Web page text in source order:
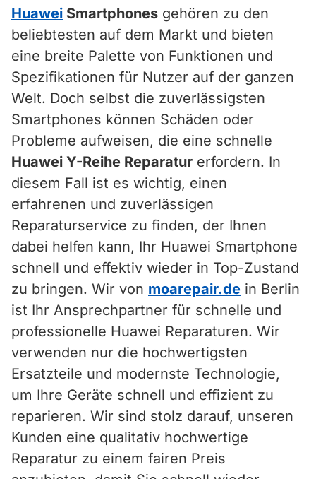
Huawei Smartphones gehören zu den
beliebtesten auf dem Markt und bieten
eine breite Palette von Funktionen und
Spezifikationen für Nutzer auf der ganzen
Welt. Doch selbst die zuverlässigsten
Smartphones können Schäden oder
Probleme aufweisen, die eine schnelle
Huawei Y-Reihe Reparatur erfordern. In
diesem Fall ist es wichtig, einen
erfahrenen und zuverlässigen
Reparaturservice zu finden, der Ihnen
dabei helfen kann, Ihr Huawei Smartphone
schnell und effektiv wieder in Top-Zustand
zu bringen. Wir von moarepair.de in Berlin
ist Ihr Ansprechpartner für schnelle und
professionelle Huawei Reparaturen. Wir
verwenden nur die hochwertigsten
Ersatzteile und modernste Technologie,
um Ihre Geräte schnell und effizient zu
reparieren. Wir sind stolz darauf, unseren
Kunden eine qualitativ hochwertige
Reparatur zu einem fairen Preis